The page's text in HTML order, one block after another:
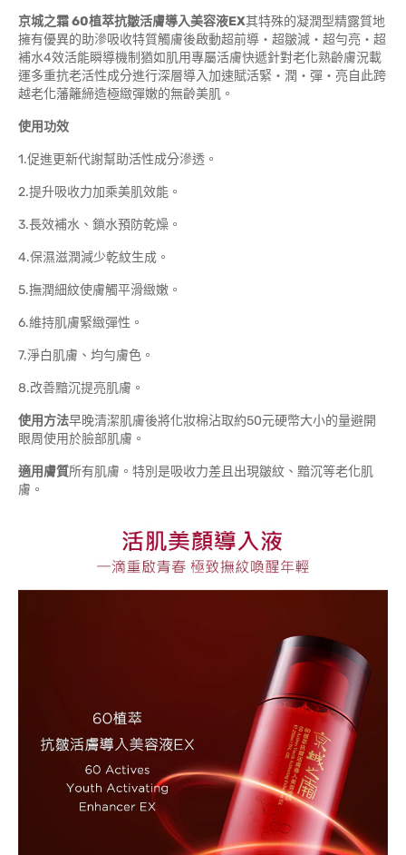
京城之霜60植萃抗皺活膚導入美容液EX其特殊的凝潤型精露質地
擁有優異的助滲吸收特質觸膚後啟動超前導‧超皺減‧超勻亮‧超
補水4效活能瞬導機制猶如肌用專屬活膚快遞針對老化熟齡膚況載
運多重抗老活性成分進行深層導入加速賦活緊‧潤‧彈‧亮自此跨
越老化藩籬締造極緻彈嫩的無齡美肌。
使用功效
1.促進更新代謝幫助活性成分滲透。
2.提升吸收力加乘美肌效能。
3.長效補水、鎖水預防乾燥。
4.保濕滋潤減少乾紋生成。
5.撫潤細紋使膚觸平滑緻嫩。
6.維持肌膚緊緻彈性。
7.淨白肌膚、均勻膚色。
8.改善黯沉提亮肌膚。
使用方法早晚清潔肌膚後將化妝棉沾取約50元硬幣大小的量避開
眼周使用於臉部肌膚。
適用膚質所有肌膚。特別是吸收力差且出現皺紋、黯沉等老化肌
膚。